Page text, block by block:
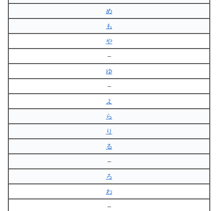
め
も
や
–
ゆ
–
よ
ら
り
る
–
ろ
わ
–